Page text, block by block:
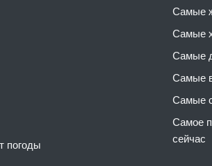
погоды
Самые
Самые
Самые
Самые
Самые
Самое
сейчас